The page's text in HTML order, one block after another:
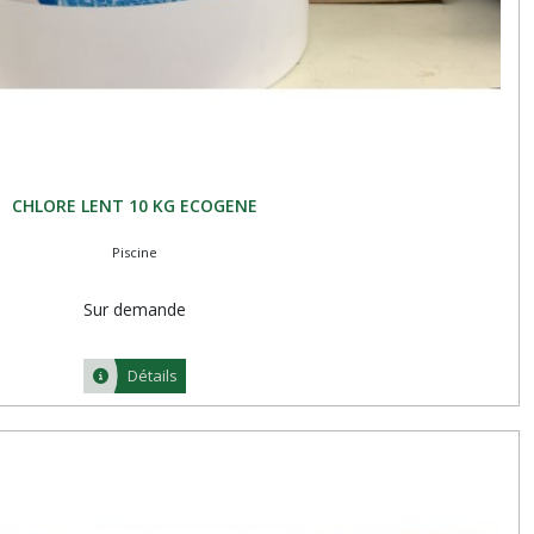
CHLORE LENT 10 KG ECOGENE
Piscine
Sur demande
Détails